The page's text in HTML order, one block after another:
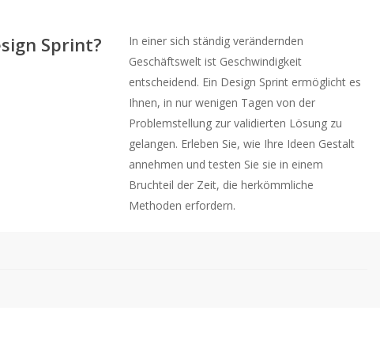
Sprint?
In einer sich ständig verändernden
Geschäftswelt ist Geschwindigkeit
entscheidend. Ein Design Sprint ermöglicht es
Ihnen, in nur wenigen Tagen von der
Problemstellung zur validierten Lösung zu
gelangen. Erleben Sie, wie Ihre Ideen Gestalt
annehmen und testen Sie sie in einem
Bruchteil der Zeit, die herkömmliche
Methoden erfordern.